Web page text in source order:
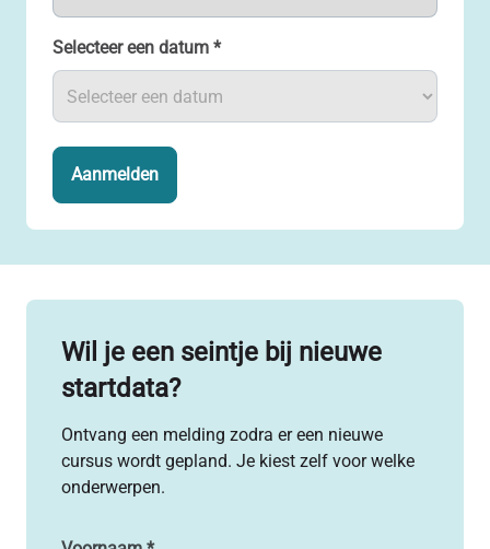
Selecteer een datum *
Aanmelden
Wil je een seintje bij nieuwe
startdata?
Ontvang een melding zodra er een nieuwe
cursus wordt gepland. Je kiest zelf voor welke
onderwerpen.